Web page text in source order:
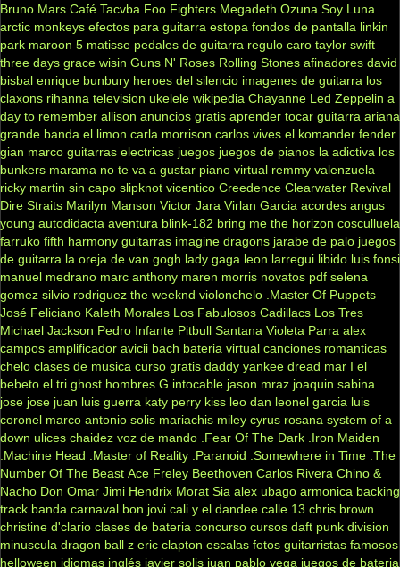
Bruno Mars Café Tacvba Foo Fighters Megadeth Ozuna Soy Luna
arctic monkeys efectos para guitarra estopa fondos de pantalla linkin
park maroon 5 matisse pedales de guitarra regulo caro taylor swift
three days grace wisin Guns N' Roses Rolling Stones afinadores david
bisbal enrique bunbury heroes del silencio imagenes de guitarra los
claxons rihanna television ukelele wikipedia Chayanne Led Zeppelin a
day to remember allison anuncios gratis aprender tocar guitarra ariana
grande banda el limon carla morrison carlos vives el komander fender
gian marco guitarras electricas juegos juegos de pianos la adictiva los
bunkers marama no te va a gustar piano virtual remmy valenzuela
ricky martin sin capo slipknot vicentico Creedence Clearwater Revival
Dire Straits Marilyn Manson Victor Jara Virlan Garcia acordes angus
young autodidacta aventura blink-182 bring me the horizon cosculluela
farruko fifth harmony guitarras imagine dragons jarabe de palo juegos
de guitarra la oreja de van gogh lady gaga leon larregui libido luis fonsi
manuel medrano marc anthony maren morris novatos pdf selena
gomez silvio rodriguez the weeknd violonchelo .Master Of Puppets
José Feliciano Kaleth Morales Los Fabulosos Cadillacs Los Tres
Michael Jackson Pedro Infante Pitbull Santana Violeta Parra alex
campos amplificador avicii bach bateria virtual canciones romanticas
chelo clases de musica curso gratis daddy yankee dread mar I el
bebeto el tri ghost hombres G intocable jason mraz joaquin sabina
jose jose juan luis guerra katy perry kiss leo dan leonel garcia luis
coronel marco antonio solis mariachis miley cyrus rosana system of a
down ulices chaidez voz de mando .Fear Of The Dark .Iron Maiden
.Machine Head
.Master of Reality .Paranoid .Somewhere in Time .The
Number Of The Beast Ace Freley Beethoven Carlos Rivera Chino &
Nacho Don Omar Jimi Hendrix Morat Sia alex ubago armonica backing
track banda carnaval bon jovi cali y el dandee calle 13 chris brown
christine d'clario clases de bateria concurso cursos daft punk division
minuscula dragon ball z eric clapton escalas fotos guitarristas famosos
helloween idiomas inglés javier solis juan pablo vega juegos de bateria